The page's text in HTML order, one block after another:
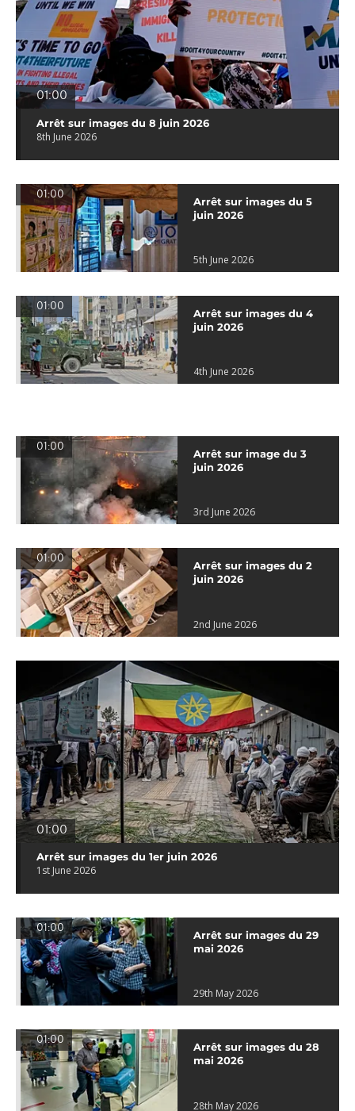
01:00
Arrêt sur images du 8 juin 2026
8th June 2026
01:00
Arrêt sur images du 5
juin 2026
5th June 2026
01:00
Arrêt sur images du 4
juin 2026
4th June 2026
01:00
Arrêt sur image du 3
juin 2026
3rd June 2026
01:00
Arrêt sur images du 2
juin 2026
2nd June 2026
01:00
Arrêt sur images du 1er juin 2026
1st June 2026
01:00
Arrêt sur images du 29
mai 2026
29th May 2026
01:00
Arrêt sur images du 28
mai 2026
28th May 2026